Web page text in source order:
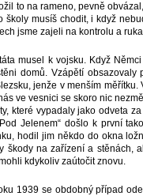
to na rameno, pevně
musíš chodit, i když
jsme zajeli na kontrolu a
musel k vojsku. Když
domů. Vzápětí
jenže v menším
ve vesnici se skoro nic
které vypadaly jako odveta
Jelenem“ došlo k první
hodil jim někdo do okna
škody na zařízení a stěnách,
kdykoliv zaútočit znovu.
1939 se obdobný případ